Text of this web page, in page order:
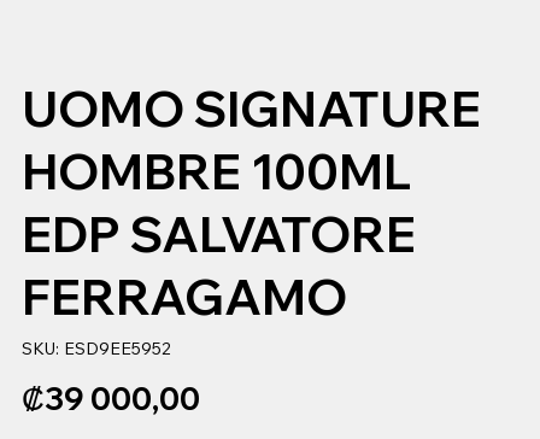
UOMO SIGNATURE
HOMBRE 100ML
EDP SALVATORE
FERRAGAMO
SKU: SKU
ESD9EE5952
ESD9EE5952
Precio
₡39 000,00